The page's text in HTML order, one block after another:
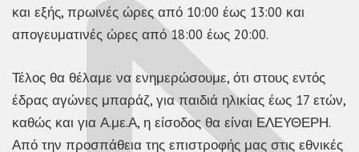
και εξής, πρωινές ώρες από 10:00 έως 13:00 και
απογευματινές ώρες από 18:00 έως 20:00.
Τέλος θα θέλαμε να ενημερώσουμε, ότι στους εντός
έδρας αγώνες μπαράζ, για παιδιά ηλικίας έως 17 ετών,
καθώς και για Α.με.Α, η είσοδος θα είναι ΕΛΕΥΘΕΡΗ.
Από την προσπάθεια της επιστροφής μας στις εθνικές